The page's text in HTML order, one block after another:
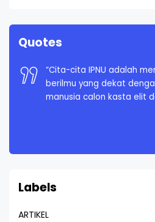
Quotes
“Cita-cita IPNU adalah
berilmu yang dekat
manusia calon kasta elit
Labels
ARTIKEL